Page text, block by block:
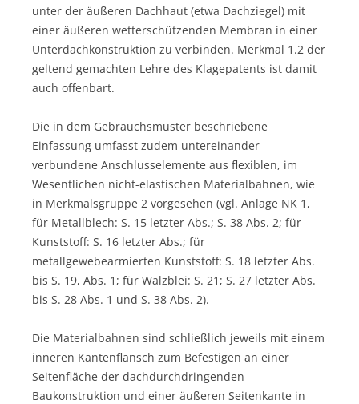
unter der äußeren Dachhaut (etwa Dachziegel) mit
einer äußeren wetterschützenden Membran in einer
Unterdachkonstruktion zu verbinden. Merkmal 1.2 der
geltend gemachten Lehre des Klagepatents ist damit
auch offenbart.
Die in dem Gebrauchsmuster beschriebene
Einfassung umfasst zudem untereinander
verbundene Anschlusselemente aus flexiblen, im
Wesentlichen nicht-elastischen Materialbahnen, wie
in Merkmalsgruppe 2 vorgesehen (vgl. Anlage NK 1,
für Metallblech: S. 15 letzter Abs.; S. 38 Abs. 2; für
Kunststoff: S. 16 letzter Abs.; für
metallgewebearmierten Kunststoff: S. 18 letzter Abs.
bis S. 19, Abs. 1; für Walzblei: S. 21; S. 27 letzter Abs.
bis S. 28 Abs. 1 und S. 38 Abs. 2).
Die Materialbahnen sind schließlich jeweils mit einem
inneren Kantenflansch zum Befestigen an einer
Seitenfläche der dachdurchdringenden
Baukonstruktion und einer äußeren Seitenkante in